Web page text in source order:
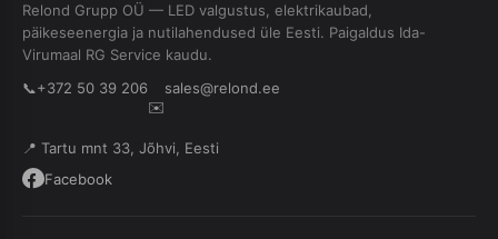
Relond Grupp OÜ — LED valgustus, elektrikaubad,
päikeseenergia ja nutilahendused üle Eesti. Paigaldus Ida-
Virumaal RG Service kaudu.
📞+372 50 39 206
✉️
sales@relond.ee
📍 Tartu mnt 33, Jõhvi, Eesti
Facebook